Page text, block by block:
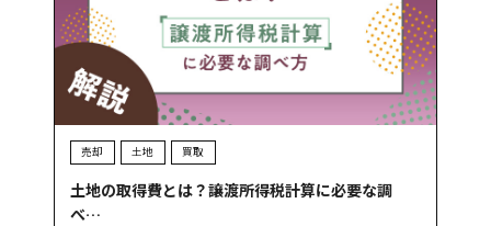
売却 土地 買取
土地の取得費とは？譲渡所得税計算に必要な調
べ…